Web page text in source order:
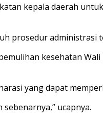
kepala daerah
prosedur administrasi
kesehatan
yang dapat
ucapnya.